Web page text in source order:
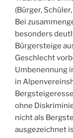
(Bürger,
Bei
besonders
Bürgersteige
Geschlecht
Umbenennung
in
ohne
nicht als
ausgezeichnet